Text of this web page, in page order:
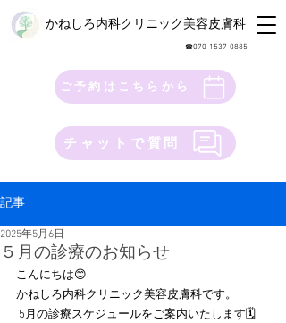
かねしろ内科クリニック美容皮膚科
​☎︎070-1537-0885
ご予約はこちらから
チャットで質問
記事
５月の診療のお知らせ
2025年5月6日
こんにちは😊
かねしろ内科クリニック美容皮膚科です。
5月の診療スケジュールをご案内いたします🗓️